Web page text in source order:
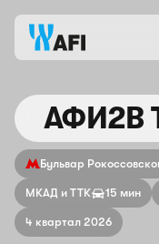
АФИ2B
Бульвар
МКАД и ТТК 15 мин
4 квартал 2026